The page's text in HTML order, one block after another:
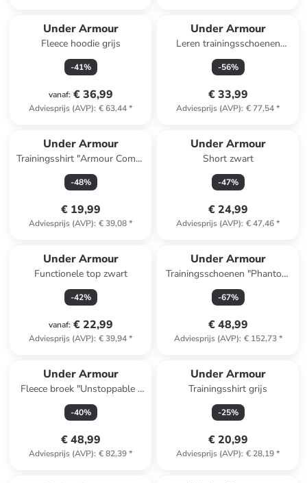
Under Armour
Fleece hoodie grijs
-41%
vanaf: € 36,99
Adviesprijs (AVP): € 63,44*
Under Armour
Leren trainingsschoenen
beige/wit
-56%
€ 33,99
Adviesprijs (AVP): € 77,54*
Under Armour
Trainingsshirt "Armour Comp"
donkerblauw
-48%
€ 19,99
Adviesprijs (AVP): € 39,08*
Under Armour
Short zwart
-47%
€ 24,99
Adviesprijs (AVP): € 47,46*
Under Armour
Functionele top zwart
-42%
vanaf: € 22,99
Adviesprijs (AVP): € 39,94*
Under Armour
Trainingsschoenen "Phantom
4" zwart
-67%
€ 48,99
Adviesprijs (AVP): € 152,73*
Under Armour
Fleece broek "Unstoppable "
zwart
-40%
€ 48,99
Adviesprijs (AVP): € 82,39*
Under Armour
Trainingsshirt grijs
-25%
€ 20,99
Adviesprijs (AVP): € 28,19*